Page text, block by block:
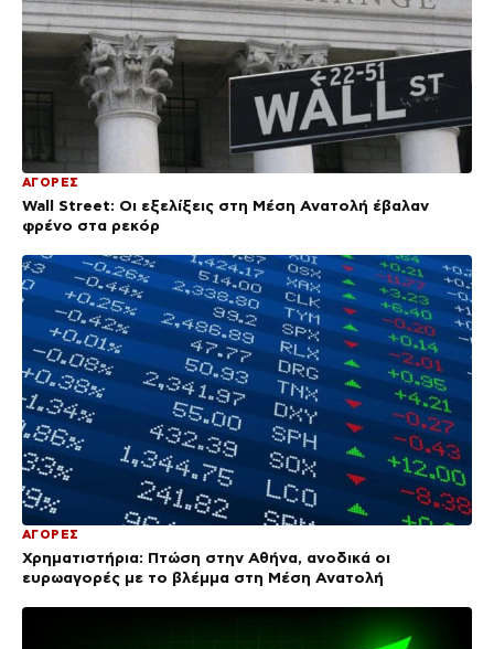
ΑΓΟΡΕΣ
Wall Street: Οι εξελίξεις στη Μέση Ανατολή έβαλαν
φρένο στα ρεκόρ
ΑΓΟΡΕΣ
Χρηματιστήρια: Πτώση στην Αθήνα, ανοδικά οι
ευρωαγορές με το βλέμμα στη Μέση Ανατολή